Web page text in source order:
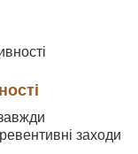
заходи